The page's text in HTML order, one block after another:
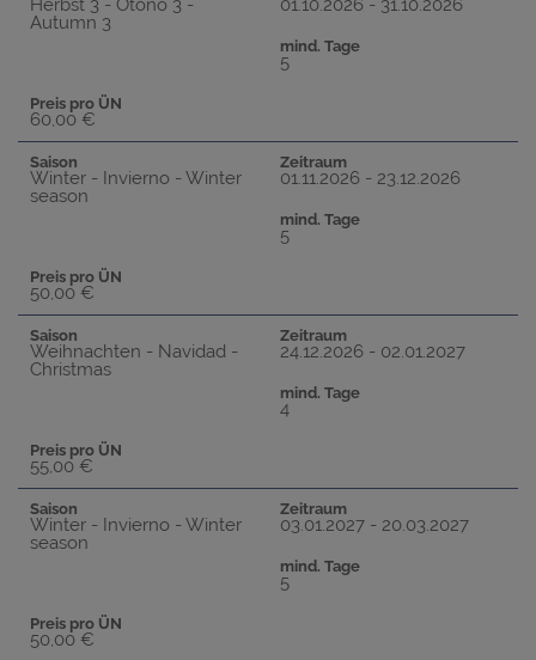
Herbst 3 - Otoño 3 -
Autumn 3
01.10.2026 - 31.10.2026
mind. Tage
5
Preis pro ÜN
60,00 €
Saison
Winter - Invierno - Winter
season
Zeitraum
01.11.2026 - 23.12.2026
mind. Tage
5
Preis pro ÜN
50,00 €
Saison
Weihnachten - Navidad -
Christmas
Zeitraum
24.12.2026 - 02.01.2027
mind. Tage
4
Preis pro ÜN
55,00 €
Saison
Winter - Invierno - Winter
season
Zeitraum
03.01.2027 - 20.03.2027
mind. Tage
5
Preis pro ÜN
50,00 €